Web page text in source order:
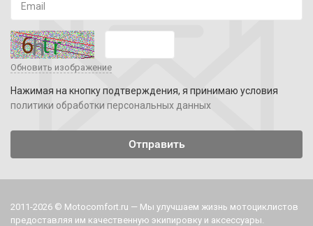
Обновить изображение
Нажимая на кнопку подтверждения, я принимаю условия
политики обработки персональных данных
2011-2026 © Motocomfort.ru — Мы улучшаем жизнь мотоциклистов
предоставляя им качественную экипировку и аксессуары.